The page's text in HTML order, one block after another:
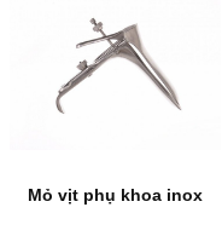
Mỏ vịt phụ khoa inox